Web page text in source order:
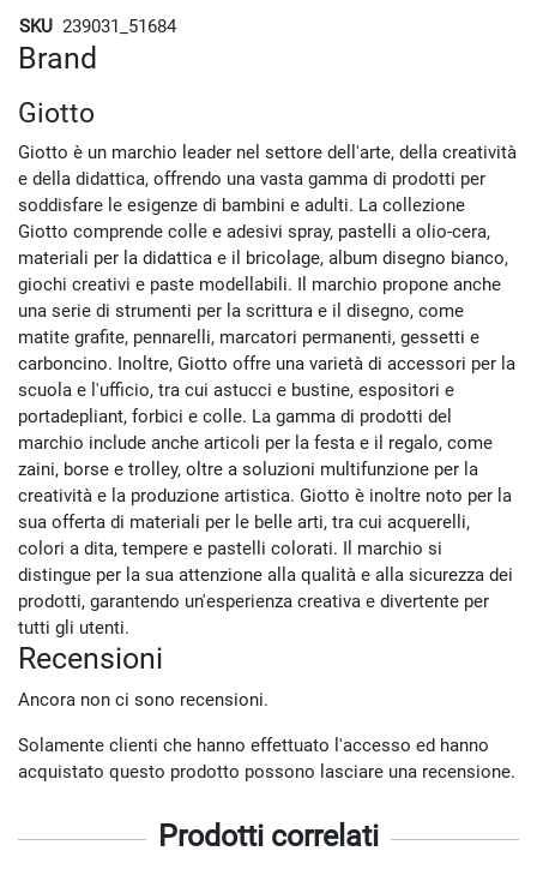
SKU 239031_51684
Brand
Giotto
Giotto è un marchio leader nel settore dell'arte, della creatività
e della didattica, offrendo una vasta gamma di prodotti per
soddisfare le esigenze di bambini e adulti. La collezione
Giotto comprende colle e adesivi spray, pastelli a olio-cera,
materiali per la didattica e il bricolage, album disegno bianco,
giochi creativi e paste modellabili. Il marchio propone anche
una serie di strumenti per la scrittura e il disegno, come
matite grafite, pennarelli, marcatori permanenti, gessetti e
carboncino. Inoltre, Giotto offre una varietà di accessori per la
scuola e l'ufficio, tra cui astucci e bustine, espositori e
portadepliant, forbici e colle. La gamma di prodotti del
marchio include anche articoli per la festa e il regalo, come
zaini, borse e trolley, oltre a soluzioni multifunzione per la
creatività e la produzione artistica. Giotto è inoltre noto per la
sua offerta di materiali per le belle arti, tra cui acquerelli,
colori a dita, tempere e pastelli colorati. Il marchio si
distingue per la sua attenzione alla qualità e alla sicurezza dei
prodotti, garantendo un'esperienza creativa e divertente per
tutti gli utenti.
Recensioni
Ancora non ci sono recensioni.
Solamente clienti che hanno effettuato l'accesso ed hanno
acquistato questo prodotto possono lasciare una recensione.
Prodotti correlati